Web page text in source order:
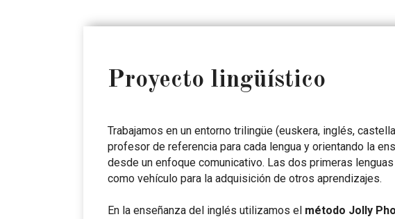
Proyecto lingüístico
Trabajamos en un entorno trilingüe (euskera, inglés,
profesor de referencia para cada lengua y orientando la
desde un enfoque comunicativo. Las dos primeras
como vehículo para la adquisición de otros aprendizajes.
En la enseñanza del inglés utilizamos el método Jolly